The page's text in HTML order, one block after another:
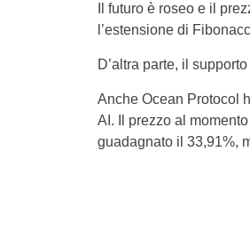
Il futuro è roseo e il
l’estensione di
D’altra parte, il
Anche Ocean Protocol
AI. Il prezzo al
guadagnato il 33,91%,